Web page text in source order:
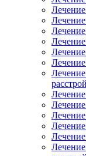
Лечение
Лечение